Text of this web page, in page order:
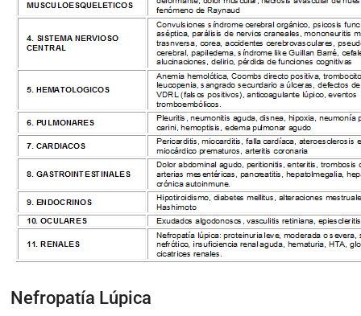
Nefropatía Lúpica